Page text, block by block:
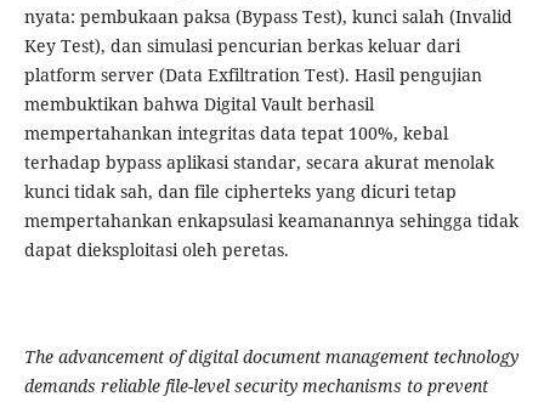
nyata: pembukaan paksa (Bypass Test), kunci salah (Invalid
Key Test), dan simulasi pencurian berkas keluar dari
platform server (Data Exfiltration Test). Hasil pengujian
membuktikan bahwa Digital Vault berhasil
mempertahankan integritas data tepat 100%, kebal
terhadap bypass aplikasi standar, secara akurat menolak
kunci tidak sah, dan file cipherteks yang dicuri tetap
mempertahankan enkapsulasi keamanannya sehingga tidak
dapat dieksploitasi oleh peretas.
The advancement of digital document management technology
demands reliable file-level security mechanisms to prevent